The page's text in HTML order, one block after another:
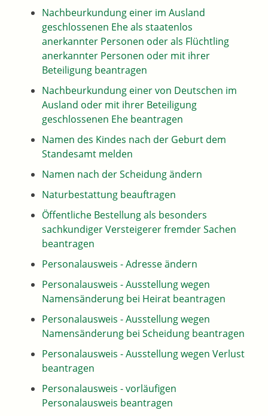
Nachbeurkundung einer im Ausland
geschlossenen Ehe als staatenlos
anerkannter Personen oder als Flüchtling
anerkannter Personen oder mit ihrer
Beteiligung beantragen
Nachbeurkundung einer von Deutschen im
Ausland oder mit ihrer Beteiligung
geschlossenen Ehe beantragen
Namen des Kindes nach der Geburt dem
Standesamt melden
Namen nach der Scheidung ändern
Naturbestattung beauftragen
Öffentliche Bestellung als besonders
sachkundiger Versteigerer fremder Sachen
beantragen
Personalausweis - Adresse ändern
Personalausweis - Ausstellung wegen
Namensänderung bei Heirat beantragen
Personalausweis - Ausstellung wegen
Namensänderung bei Scheidung beantragen
Personalausweis - Ausstellung wegen Verlust
beantragen
Personalausweis - vorläufigen
Personalausweis beantragen